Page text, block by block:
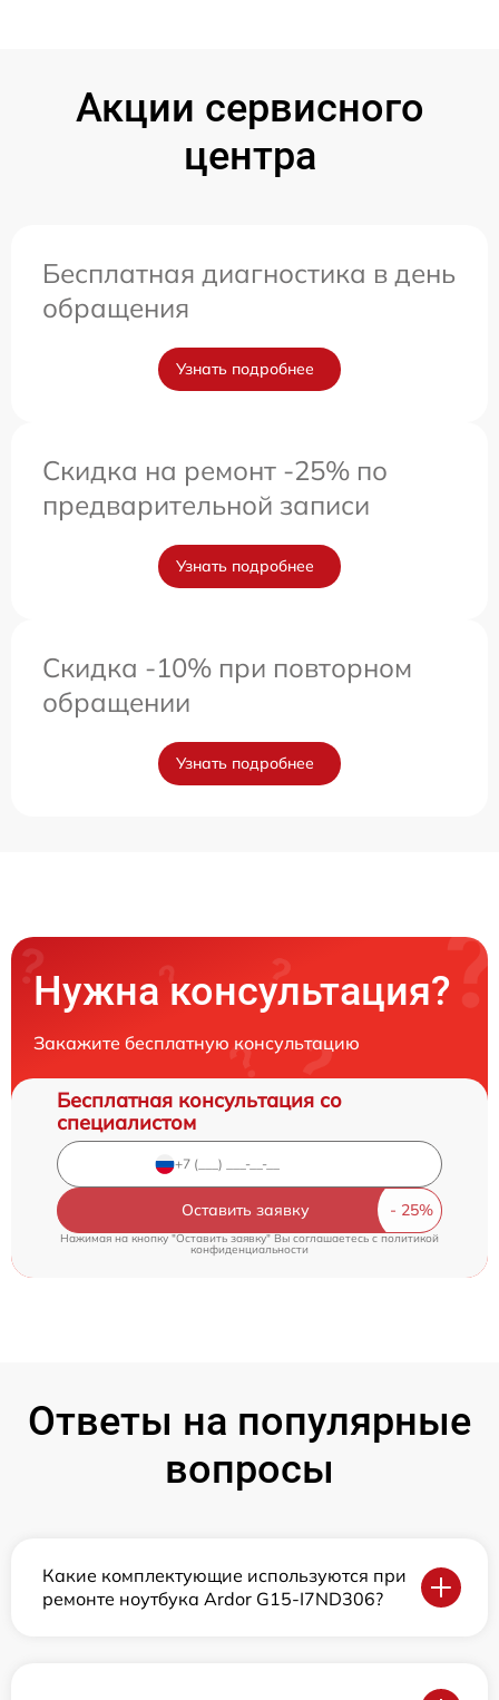
Акции сервисного
центра
Бесплатная диагностика в день
обращения
Узнать подробнее
Скидка на ремонт -25% по
предварительной записи
Узнать подробнее
Скидка -10% при повторном
обращении
Узнать подробнее
Нужна консультация?
Закажите бесплатную консультацию
Бесплатная консультация со
специалистом
Оставить заявку
Нажимая на кнопку "Оставить заявку" Вы соглашаетесь cполитикой
конфиденциальности
Ответы на популярные
вопросы
Какие комплектующие используются при
ремонте ноутбука Ardor G15-I7ND306?